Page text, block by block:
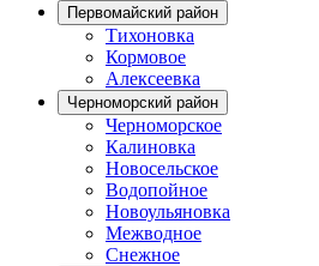
Первомайский район
Тихоновка
Кормовое
Алексеевка
Черноморский район
Черноморское
Калиновка
Новосельское
Водопойное
Новоульяновка
Межводное
Снежное